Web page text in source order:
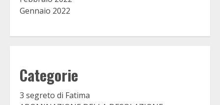
Gennaio 2022
Categorie
3 segreto di Fatima